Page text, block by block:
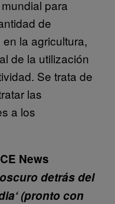
para
de
la agricultura,
de la utilización
Se trata de
las
a los
News
detrás del
‘(pronto con